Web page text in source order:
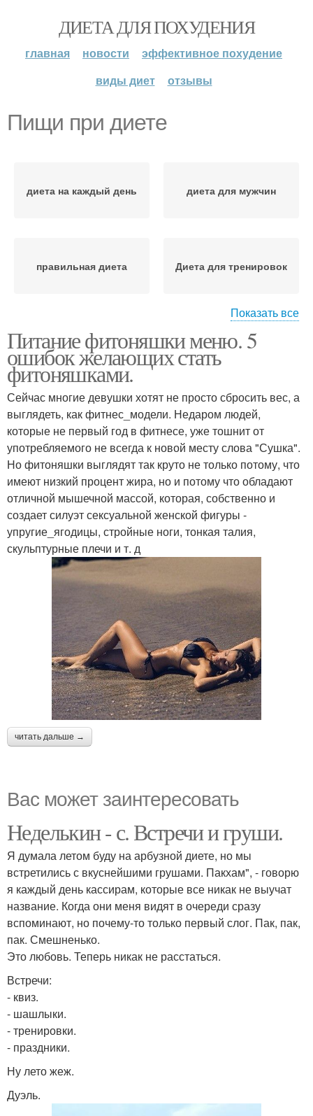
ДИЕТА ДЛЯ ПОХУДЕНИЯ
главная новости
эффективное похудение
виды диет
отзывы
Пищи при диете
диета на каждый день диета для мужчин
правильная диета Диета для тренировок
Диеты для мужчин
Показать все
Питание фитоняшки меню. 5
ошибок желающих стать
фитоняшками.
Сейчас многие девушки хотят не просто сбросить вес, а
выглядеть, как фитнес_модели. Недаром людей,
которые не первый год в фитнесе, уже тошнит от
употребляемого не всегда к новой месту слова "Сушка".
Но фитоняшки выглядят так круто не только потому, что
имеют низкий процент жира, но и потому что обладают
отличной мышечной массой, которая, собственно и
создает силуэт сексуальной женской фигуры -
упругие_ягодицы, стройные ноги, тонкая талия,
скульптурные плечи и т. д
читать дальше →
Вас может заинтересовать
Неделькин - с. Встречи и груши.
Я думала летом буду на арбузной диете, но мы
встретились с вкуснейшими грушами. Пакхам", - говорю
я каждый день кассирам, которые все никак не выучат
название. Когда они меня видят в очереди сразу
вспоминают, но почему-то только первый слог. Пак, пак,
пак. Смешненько.
Это любовь. Теперь никак не расстаться.
Встречи:
- квиз.
- шашлыки.
- тренировки.
- праздники.
Ну лето жеж.
Дуэль.